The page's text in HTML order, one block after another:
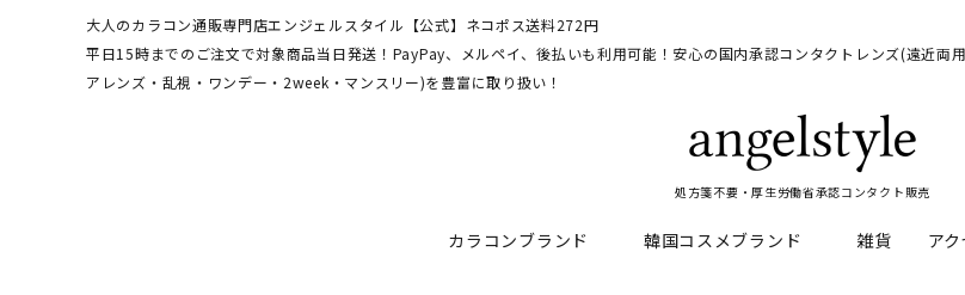
大人のカラコン通販専門店エンジェルスタイル【公式】ネコポス送料272円
平日15時までのご注文で対象商品当日発送！PayPay、メルペイ、後払いも利用可能！安心の国内承認コンタクトレンズ(遠近両
アレンズ・乱視・ワンデー・2week・マンスリー)を豊富に取り扱い！
処方箋不要・厚生労働省承認コンタクト販売
カラコンブランド 韓国コスメブランド 雑貨 ア